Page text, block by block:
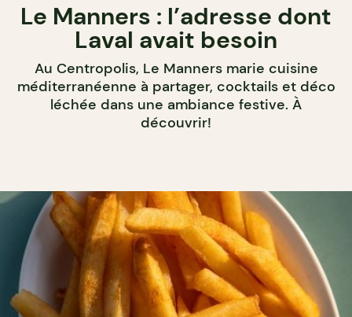
Le Manners : l’adresse dont
Laval avait besoin
Au Centropolis, Le Manners marie cuisine
méditerranéenne à partager, cocktails et déco
léchée dans une ambiance festive. À
découvrir!